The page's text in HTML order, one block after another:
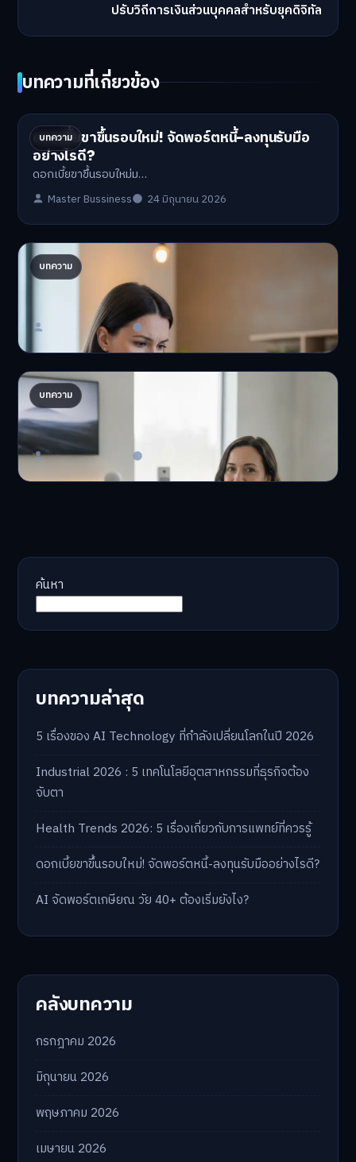
ปรับวิถีการเงินส่วนบุคคลสำหรับยุคดิจิทัล
บทความที่เกี่ยวข้อง
บทความ
ดอกเบี้ยขาขึ้นรอบใหม่! จัดพอร์ตหนี้-ลงทุนรับมือ
อย่างไรดี?
ดอกเบี้ยขาขึ้นรอบใหม่ม…
Master Bussiness 24 มิถุนายน 2026
บทความ
ปรับพอร์ตรับ ‘เงินดิจิทัล 2.0’ จัดสรรงบอย่างไรไม่
ให้พัง
'เงินดิจิทัล 2.0' มาแล…
Master Bussiness 23 มิถุนายน 2026
บทความ
AI จัดพอร์ตให้ปัง! เทรนด์ลงทุนยุคใหม่ ไม่ต้องเฝ้า
จอ
AI จัดพอร์ตให้ปัง! หมด…
Master Bussiness 23 มิถุนายน 2026
ค้นหา
บทความล่าสุด
5 เรื่องของ AI Technology ที่กำลังเปลี่ยนโลกในปี 2026
Industrial 2026 : 5 เทคโนโลยีอุตสาหกรรมที่ธุรกิจต้อง
จับตา
Health Trends 2026: 5 เรื่องเกี่ยวกับการแพทย์ที่ควรรู้
ดอกเบี้ยขาขึ้นรอบใหม่! จัดพอร์ตหนี้-ลงทุนรับมืออย่างไรดี?
AI จัดพอร์ตเกษียณ วัย 40+ ต้องเริ่มยังไง?
คลังบทความ
กรกฎาคม 2026
มิถุนายน 2026
พฤษภาคม 2026
เมษายน 2026